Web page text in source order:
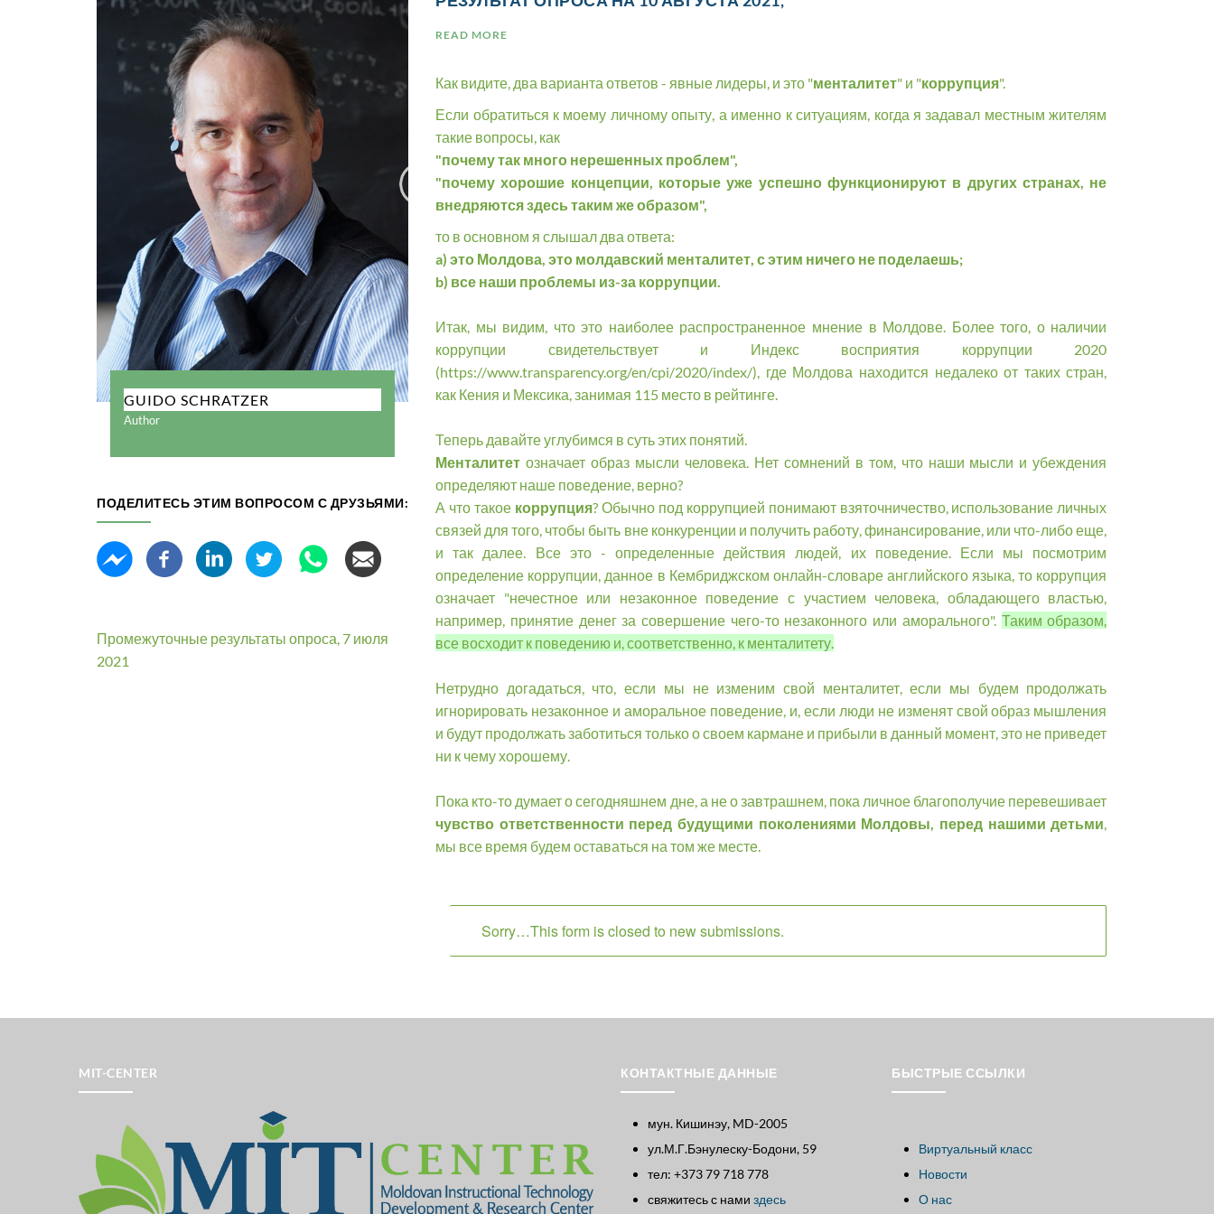
GUIDO SCHRATZER
Author
ПОДЕЛИТЕСЬ ЭТИМ ВОПРОСОМ С ДРУЗЬЯМИ:
Промежуточные результаты опроса, 7 июля
2021
READ MORE
Как видите, два варианта ответов - явные лидеры, и это "менталитет" и "коррупция".
Если обратиться к моему личному опыту, а именно к ситуациям, когда я задавал местным жителям
такие вопросы, как
"почему так много нерешенных проблем",
"почему хорошие концепции, которые уже успешно функционируют в других странах, не
внедряются здесь таким же образом",
то в основном я слышал два ответа:
a) это Молдова, это молдавский менталитет, с этим ничего не поделаешь;
b) все наши проблемы из-за коррупции.
Итак, мы видим, что это наиболее распространенное мнение в Молдове. Более того, о наличии
коррупции свидетельствует и Индекс восприятия коррупции 2020
(https://www.transparency.org/en/cpi/2020/index/), где Молдова находится недалеко от таких стран,
как Кения и Мексика, занимая 115 место в рейтинге.
Теперь давайте углубимся в суть этих понятий.
Менталитет означает образ мысли человека. Нет сомнений в том, что наши мысли и убеждения
определяют наше поведение, верно?
А что такое коррупция? Обычно под коррупцией понимают взяточничество, использование личных
связей для того, чтобы быть вне конкуренции и получить работу, финансирование, или что-либо еще,
и так далее. Все это - определенные действия людей, их поведение. Если мы посмотрим
определение коррупции, данное в Кембриджском онлайн-словаре английского языка, то коррупция
означает "нечестное или незаконное поведение с участием человека, обладающего властью,
например, принятие денег за совершение чего-то незаконного или аморального". Таким образом,
все восходит к поведению и, соответственно, к менталитету.
Нетрудно догадаться, что, если мы не изменим свой менталитет, если мы будем продолжать
игнорировать незаконное и аморальное поведение, и, если люди не изменят свой образ мышления
и будут продолжать заботиться только о своем кармане и прибыли в данный момент, это не приведет
ни к чему хорошему.
Пока кто-то думает о сегодняшнем дне, а не о завтрашнем, пока личное благополучие перевешивает
чувство ответственности перед будущими поколениями Молдовы, перед нашими детьми,
мы все время будем оставаться на том же месте.
Статус
Sorry…This form is closed to new submissions.
MIT-CENTER КОНТАКТНЫЕ ДАННЫЕ
мун. Кишинэу, MD-2005
ул.М.Г.Бэнулеску-Бодони, 59
тел: +373 79 718 778
свяжитесь с нами здесь
БЫСТРЫЕ ССЫЛКИ
Виртуальный класс
Новости
О нас